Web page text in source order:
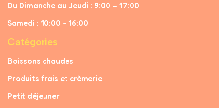
Du Dimanche au Jeudi : 9:00 – 17:00
Samedi : 10:00 - 16:00
Catégories
Boissons chaudes
Produits frais et crèmerie
Petit déjeuner